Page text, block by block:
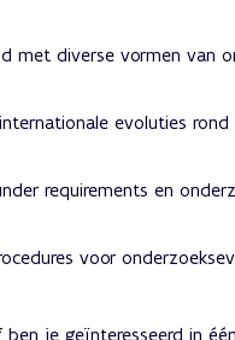
met diverse vormen van
evoluties rond
requirements en
voor
je geïnteresseerd in